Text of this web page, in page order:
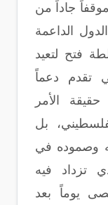
جاداً من
الداعمة
فتح لتعيد
تقدم دعماً
الأمر
بل
وصموده في
تزداد فيه
يوماً بعد